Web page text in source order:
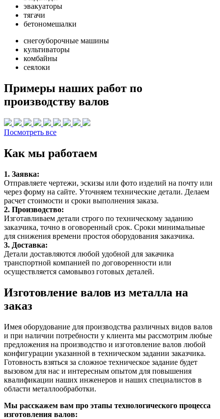
эвакуаторы
тягачи
бетономешалки
снегоуборочные машины
культиваторы
комбайны
сеялоки
Примеры наших работ по
производству валов
Посмотреть все
Как мы работаем
1. Заявка:
Отправляете чертежи, эскизы или фото изделий на почту или
через форму на сайте. Уточняем технические детали. Делаем
расчет стоимости и сроки выполнения заказа.
2. Производство:
Изготавливаем детали строго по техническому заданию
заказчика, точно в оговоренный срок. Сроки минимальные
для снижения времени простоя оборудования заказчика.
3. Доставка:
Детали доставляются любой удобной для закачика
транспортной компанией по договоренности или
осуществляется самовывоз готовых деталей.
Изготовление валов из металла на
заказ
Имея оборудование для производства различных видов валов
и при наличии потребности у клиента мы рассмотрим любые
предложения на производство и изготовление валов любой
конфигурации указанной в техническом задании заказчика.
Готовность взяться за сложное техническое задание будет
вызовом для нас и интересным опытом для повышения
квалификации наших инженеров и наших специалистов в
области металлообработки.
Мы расскажем вам про этапы технологического процесса
изготовления валов: